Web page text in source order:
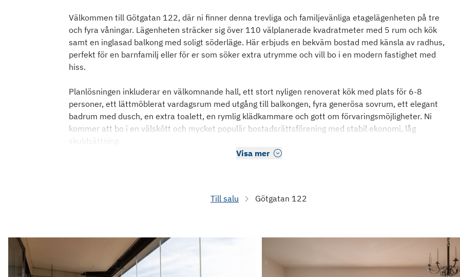
Välkommen till Götgatan 122, där ni finner denna trevliga och familjevänliga etagelägenheten på tre
och fyra våningar. Lägenheten sträcker sig över 110 välplanerade kvadratmeter med 5 rum och kök
samt en inglasad balkong med soligt söderläge. Här erbjuds en bekväm bostad med känsla av radhus,
perfekt för en barnfamilj eller för er som söker extra utrymme och vill bo i en modern fastighet med
hiss.
Planlösningen inkluderar en välkomnande hall, ett stort nyligen renoverat kök med plats för 6-8
personer, ett lättmöblerat vardagsrum med utgång till balkongen, fyra generösa sovrum, ett elegant
badrum med dusch, en extra toalett, en rymlig klädkammare och gott om förvaringsmöjligheter. Ni
kommer att bo i en välskött och mycket populär bostadsrättsförening med stabil ekonomi, låg
skuldsättning
Visa mer
Till salu Götgatan 122